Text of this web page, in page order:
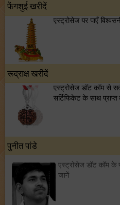
फेंगशुई खरीदें
एस्ट्रोसेज पर पाएँ
रूद्राक्ष खरीदें
एस्ट्रोसेज डॉट कॉम से
सर्टिफिकेट के साथ
पुनीत पांडे
एस्ट्रोसेज डॉट कॉम के
जानें